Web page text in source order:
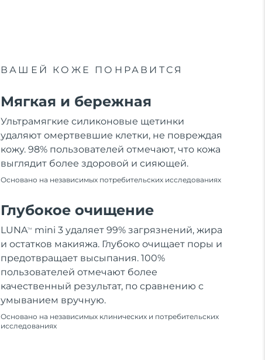
ВАШЕЙ КОЖЕ ПОНРАВИТСЯ
Мягкая и бережная
Ультрамягкие силиконовые щетинки
удаляют омертвевшие клетки, не повреждая
кожу. 98% пользователей отмечают, что кожа
выглядит более здоровой и сияющей.
Основано на независимых потребительских исследованиях
Глубокое очищение
LUNATM
mini 3 удаляет 99% загрязнений, жира
и остатков макияжа. Глубоко очищает поры и
предотвращает высыпания. 100%
пользователей отмечают более
качественный результат, по сравнению с
умыванием вручную.
Основано на независимых клинических и потребительских
исследованиях